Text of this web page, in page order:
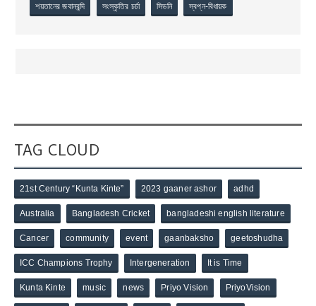
শয়তানের জবানবন্দি সংস্কৃতির চর্চা সিডনি স্বপ্ন-বিধায়ক
TAG CLOUD
21st Century “Kunta Kinte” 2023 gaaner ashor adhd
Australia Bangladesh Cricket bangladeshi english literature
Cancer community event gaanbaksho geetoshudha
ICC Champions Trophy Intergeneration It is Time
Kunta Kinte music news Priyo Vision PriyoVision